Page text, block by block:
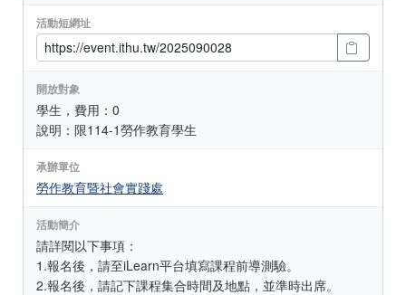
活動短網址
開放對象
學生，費用：0
說明：限114-1勞作教育學生
承辦單位
勞作教育暨社會實踐處
活動簡介
請詳閱以下事項：
1.報名後，請至iLearn平台填寫課程前導測驗。
2.報名後，請記下課程集合時間及地點，並準時出席。